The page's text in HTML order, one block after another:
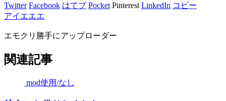
Twitter Facebook はてブ Pocket Pinterest LinkedIn コピー
アイエエエ
エモクリ勝手にアップローダー
関連記事
mod使用/なし